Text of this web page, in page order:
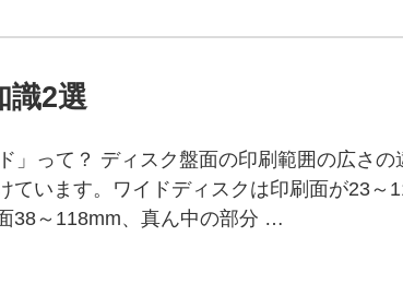
識2選
」って？ ディスク盤面の印刷範囲の広さの
ています。ワイドディスクは印刷面が23～
38～118mm、真ん中の部分 …